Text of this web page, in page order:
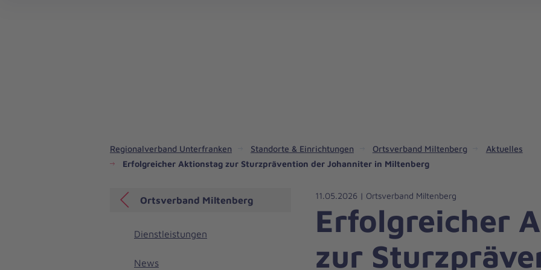
Regionalverband Unterfranken Standorte & Einrichtungen Ortsverband Miltenberg
Aktuelles
Erfolgreicher Aktionstag zur Sturzprävention der Johanniter in Miltenberg
11.05.2026 | Ortsverband Miltenberg
Erfolgreicher
zur
Ortsverband Miltenberg
Dienstleistungen
News